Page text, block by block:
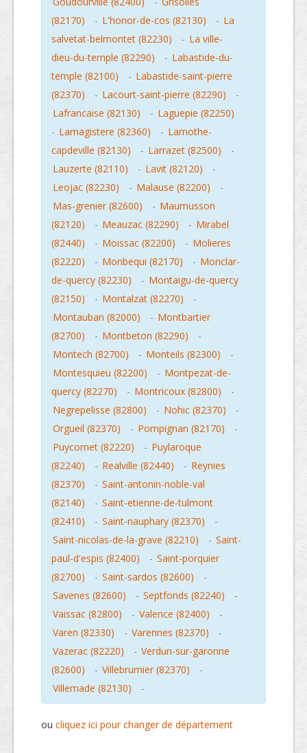
(82170)
- L'honor-de-cos (82130) - La
salvetat-belmontet (82230)
- La ville-
dieu-du-temple (82290)
- Labastide-du-
temple (82100)
- Labastide-saint-pierre
(82370)
- Lacourt-saint-pierre (82290)
-
Lafrancaise (82130)
- Laguepie (82250)
- Lamagistere (82360) - Lamothe-
capdeville (82130)
- Larrazet (82500)
-
Lauzerte (82110)
- Lavit (82120)
-
Leojac (82230)
- Malause (82200)
-
Mas-grenier (82600)
- Maumusson
(82120)
- Meauzac (82290) - Mirabel
(82440)
- Moissac (82200) - Molieres
(82220)
- Monbequi (82170) - Monclar-
de-quercy (82230)
- Montaigu-de-quercy
(82150)
- Montalzat (82270)
-
Montauban (82000)
- Montbartier
(82700)
- Montbeton (82290)
-
Montech (82700)
- Monteils (82300)
-
Montesquieu (82200)
- Montpezat-de-
quercy (82270)
- Montricoux (82800)
-
Negrepelisse (82800)
- Nohic (82370)
-
Orgueil (82370)
- Pompignan (82170)
-
Puycornet (82220)
- Puylaroque
(82240)
- Realville (82440) - Reynies
(82370)
- Saint-antonin-noble-val
(82140)
- Saint-etienne-de-tulmont
(82410)
- Saint-nauphary (82370)
-
Saint-nicolas-de-la-grave (82210)
- Saint-
paul-d'espis (82400)
- Saint-porquier
(82700)
- Saint-sardos (82600)
-
Savenes (82600)
- Septfonds (82240)
-
Vaissac (82800)
- Valence (82400)
-
Varen (82330)
- Varennes (82370)
-
Vazerac (82220)
- Verdun-sur-garonne
(82600)
- Villebrumier (82370)
-
Villemade (82130)
-
ou cliquez ici pour changer de département